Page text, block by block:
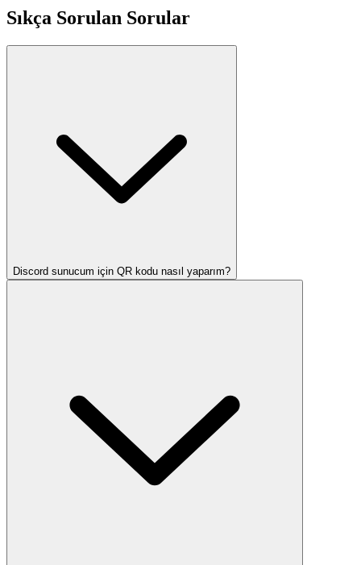
Sıkça Sorulan Sorular
Discord sunucum için QR kodu nasıl yaparım?